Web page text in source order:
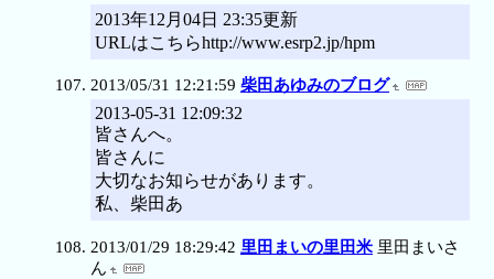
2013年12月04日 23:35更新
URLはこちらhttp://www.esrp2.jp/hpm
2013/05/31 12:21:59 柴田あゆみのブログ
2013-05-31 12:09:32
皆さんへ。
皆さんに
大切なお知らせがあります。
私、柴田あ
2013/01/29 18:29:42 里田まいの里田米 里田まいさ
ん